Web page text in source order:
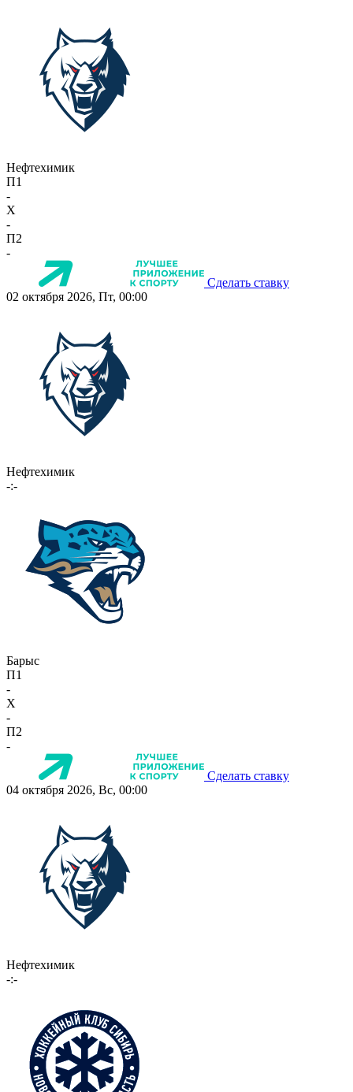
Нефтехимик
П1
-
X
-
П2
-
Сделать ставку
02 октября 2026, Пт, 00:00
Нефтехимик
-:-
Барыс
П1
-
X
-
П2
-
Сделать ставку
04 октября 2026, Вс, 00:00
Нефтехимик
-:-